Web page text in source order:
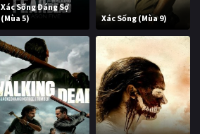
Xác Sống Đáng Sợ
(Mùa 5)
Xác Sống (Mùa 9)